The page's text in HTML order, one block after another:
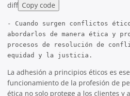
diff Copy code
- Cuando surgen conflictos
abordarlos de manera ética y
procesos de resolución de
equidad y la justicia.
La adhesión a principios éticos es
funcionamiento de la profesión de
ética no solo protege a los clientes y